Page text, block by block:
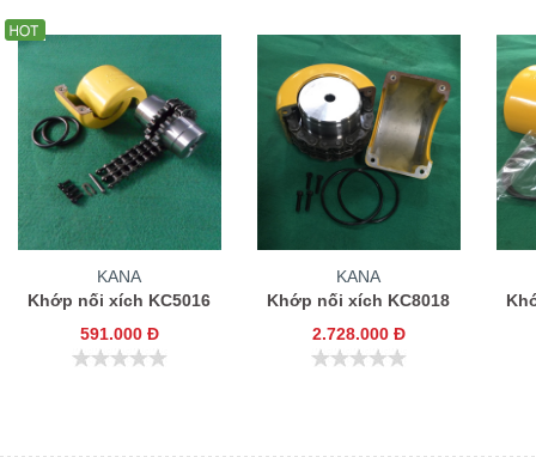
KANA
Khớp nối xích KC5016
591.000 Đ
KANA
Khớp nối xích KC8018
2.728.000 Đ